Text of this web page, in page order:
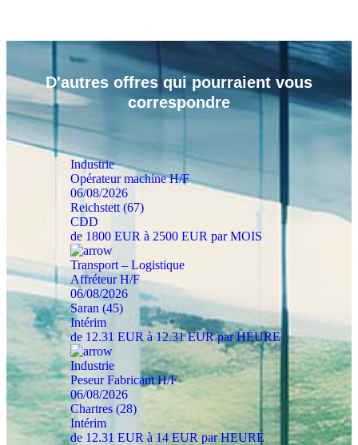
D'autres offres qui pourraient vous
correspondre
Industrie
Opérateur machine H/F
06/08/2026
Reichstett (67)
CDD
de 1800 EUR à 2500 EUR par MOIS
Transport – Logistique
Affréteur H/F
06/08/2026
Saran (45)
Intérim
de 12.31 EUR à 12.31 EUR par HEURE
Industrie
Peseur Fabricant H/F
06/08/2026
Chartres (28)
Intérim
de 12.31 EUR à 14 EUR par HEURE